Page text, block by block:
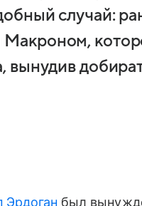
случай:
вынудив
Эрдоган был